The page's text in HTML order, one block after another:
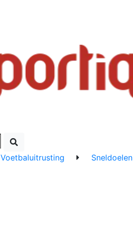
Voetbaluitrusting Sneldoelen